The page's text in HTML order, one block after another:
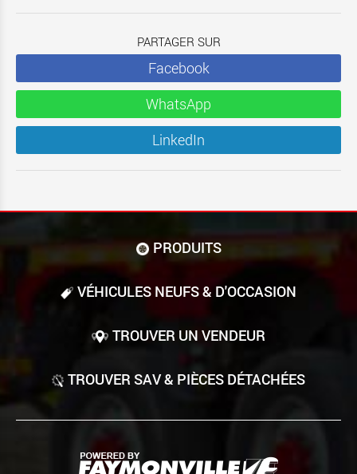
PARTAGER SUR
Facebook
WhatsApp
LinkedIn
PRODUITS
VÉHICULES NEUFS & D'OCCASION
TROUVER UN VENDEUR
TROUVER SAV & PIÈCES DÉTACHÉES